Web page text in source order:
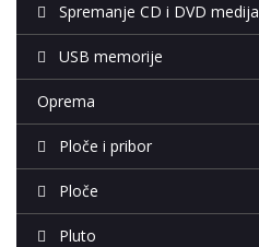
Spremanje CD i DVD medija
USB memorije
Oprema
Ploče i pribor
Ploče
Pluto